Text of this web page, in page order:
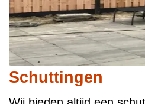
Schuttingen